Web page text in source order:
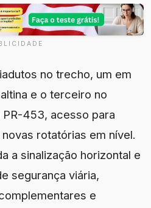
no trecho, um em
e o terceiro no
453, acesso para
rotatórias em nível.
a sinalização horizontal e
segurança viária,
e